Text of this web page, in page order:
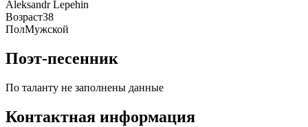
Aleksandr Lepehin
Возраст38
ПолМужской
Поэт-песенник
По таланту не заполнены данные
Контактная информация